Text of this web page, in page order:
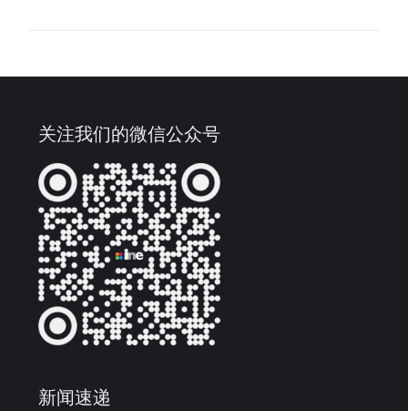
关注我们的微信公众号
新闻速递